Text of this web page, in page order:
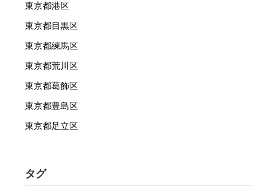
東京都港区
東京都目黒区
東京都練馬区
東京都荒川区
東京都葛飾区
東京都豊島区
東京都足立区
タグ